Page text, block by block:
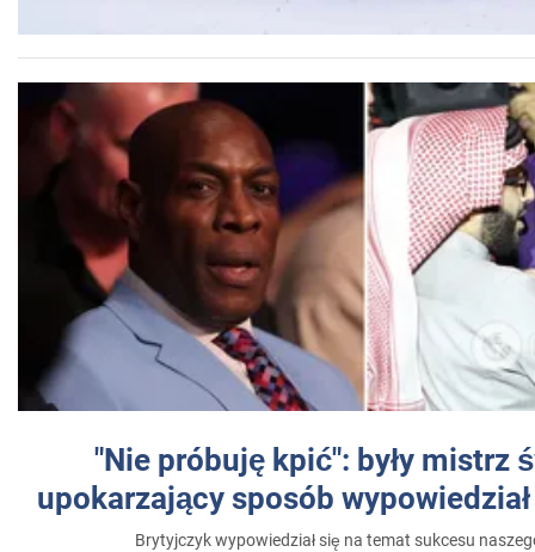
"Nie próbuję kpić": były mistrz
upokarzający sposób
Brytyjczyk wypowiedział się na temat sukcesu